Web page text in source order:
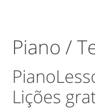
Piano /
Lições